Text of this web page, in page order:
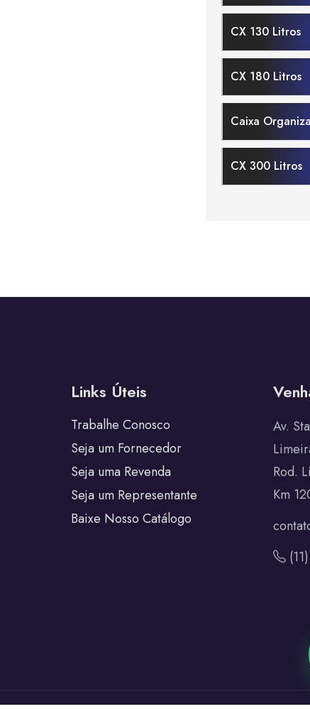
CX 130 Litros
CX 180 Litros
Caixa
CX 300 Litros
Links Úteis
Trabalhe Conosco
Seja um Fornecedor
Seja uma Revenda
Seja um Representante
Baixe Nosso Catálogo
Av.
Rod.
Km